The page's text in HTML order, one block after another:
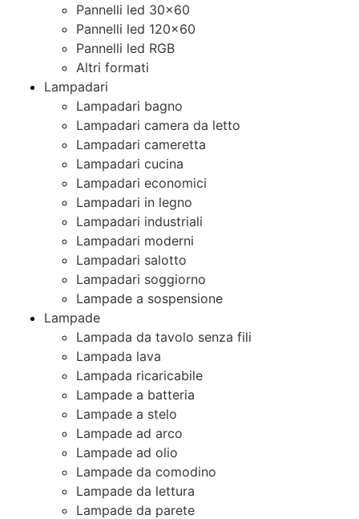
Pannelli led 30×60
Pannelli led 120×60
Pannelli led RGB
Altri formati
Lampadari
Lampadari bagno
Lampadari camera da letto
Lampadari cameretta
Lampadari cucina
Lampadari economici
Lampadari in legno
Lampadari industriali
Lampadari moderni
Lampadari salotto
Lampadari soggiorno
Lampade a sospensione
Lampade
Lampada da tavolo senza fili
Lampada lava
Lampada ricaricabile
Lampade a batteria
Lampade a stelo
Lampade ad arco
Lampade ad olio
Lampade da comodino
Lampade da lettura
Lampade da parete